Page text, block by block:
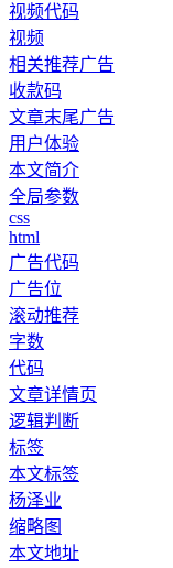
视频代码
视频
相关推荐广告
收款码
文章末尾广告
用户体验
本文简介
全局参数
css
html
广告代码
广告位
滚动推荐
字数
代码
文章详情页
逻辑判断
标签
本文标签
杨泽业
缩略图
本文地址